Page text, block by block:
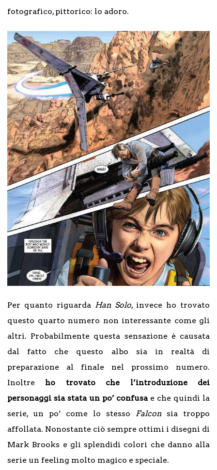
fotografico, pittorico: lo adoro.
Per quanto riguarda Han Solo, invece ho trovato
questo quarto numero non interessante come gli
altri. Probabilmente questa sensazione è causata
dal fatto che questo albo sia in realtà di
preparazione al finale nel prossimo numero.
Inoltre ho trovato che l’introduzione dei
personaggi sia stata un po’ confusae che quindi la
serie, un po’ come lo stesso Falconsia troppo
affollata. Nonostante ciò sempre ottimi i disegni di
Mark Brooks e gli splendidi colori che danno alla
serie un feeling molto magico e speciale.